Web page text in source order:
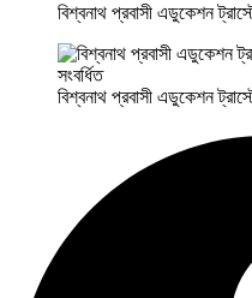
বিশ্বনাথ প্রবাসী এডুকেশন
বিশ্বনাথ প্রবাসী এডুকেশন